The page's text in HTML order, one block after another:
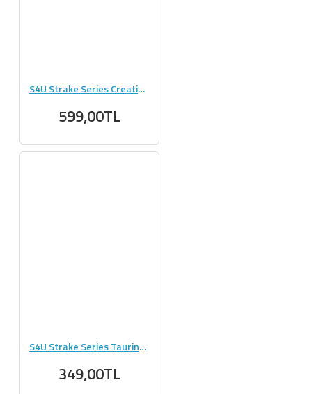
S4U Strake Series Creatine + Glutamine 300g Aromasız
599,00TL
S4U Strake Series Taurine 300g Saf Taurin 100 Servis
349,00TL